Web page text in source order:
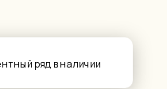
ряд в наличии